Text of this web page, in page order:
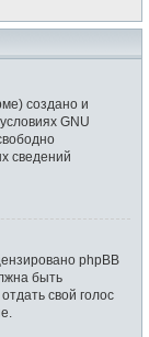
создано и
GNU
сведений
phpBB
быть
отдать свой голос